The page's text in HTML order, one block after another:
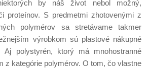
by náš život nebol možný,
proteínov. S predmetmi zhotovenými z
polymérov sa stretávame takmer
výrobkom sú plastové nákupné
Aj polystyrén, ktorý má mnohostranné
z kategórie polymérov. O tom, čo vlastne